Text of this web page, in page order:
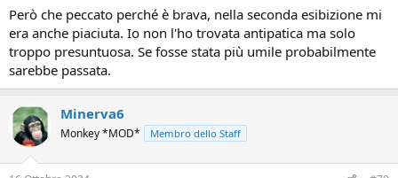
Però che peccato perché è brava, nella seconda esibizione mi
era anche piaciuta. Io non l'ho trovata antipatica ma solo
troppo presuntuosa. Se fosse stata più umile probabilmente
sarebbe passata.
Minerva6
Monkey *MOD* Membro dello Staff